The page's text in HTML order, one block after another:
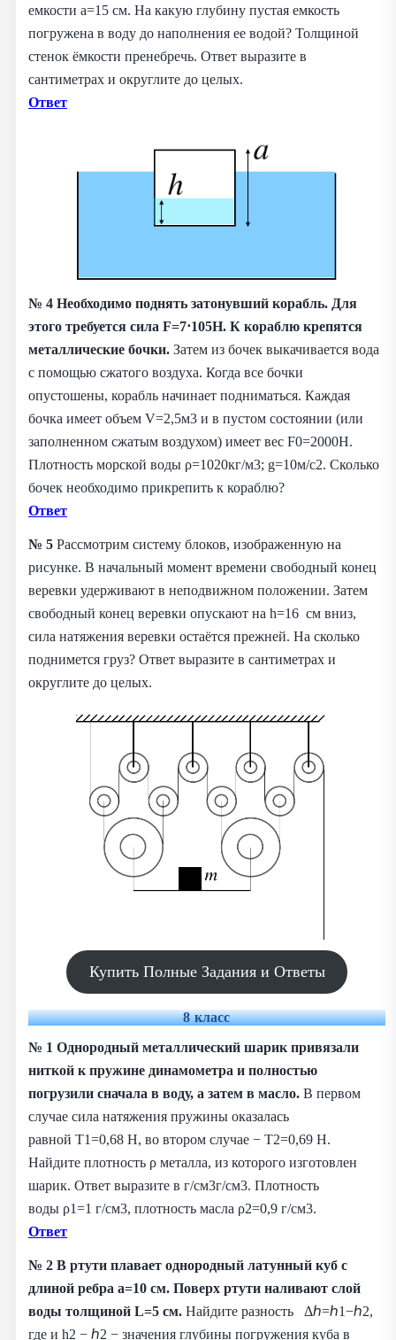
емкости a=15 см. На какую глубину пустая емкость
погружена в воду до наполнения ее водой? Толщиной
стенок ёмкости пренебречь. Ответ выразите в
сантиметрах и округлите до целых.
Ответ
№ 4 Необходимо поднять затонувший корабль. Для
этого требуется сила F=7⋅105Н. К кораблю крепятся
металлические бочки. Затем из бочек выкачивается вода
с помощью сжатого воздуха. Когда все бочки
опустошены, корабль начинает подниматься. Каждая
бочка имеет объем V=2,5м3 и в пустом состоянии (или
заполненном сжатым воздухом) имеет вес F0=2000Н.
Плотность морской воды ρ=1020кг/м3; g=10м/с2. Сколько
бочек необходимо прикрепить к кораблю?
Ответ
№ 5 Рассмотрим систему блоков, изображенную на
рисунке. В начальный момент времени свободный конец
веревки удерживают в неподвижном положении. Затем
свободный конец веревки опускают на h=16 см вниз,
сила натяжения веревки остаётся прежней. На сколько
поднимется груз? Ответ выразите в сантиметрах и
округлите до целых.
Купить Полные Задания и Ответы
8 класс
№ 1 Однородный металлический шарик привязали
ниткой к пружине динамометра и полностью
погрузили сначала в воду, а затем в масло. В первом
случае сила натяжения пружины оказалась
равной T1=0,68 Н, во втором случае − T2=0,69 Н.
Найдите плотность ρ металла, из которого изготовлен
шарик. Ответ выразите в г/см3г/см3. Плотность
воды ρ1=1 г/см3, плотность масла ρ2=0,9 г/см3.
Ответ
№ 2 В ртути плавает однородный латунный куб с
длиной ребра a=10 см. Поверх ртути наливают слой
воды толщиной L=5 см. Найдите разность Δℎ=ℎ1−ℎ2,
где и h2 − ℎ2 − значения глубины погружения куба в